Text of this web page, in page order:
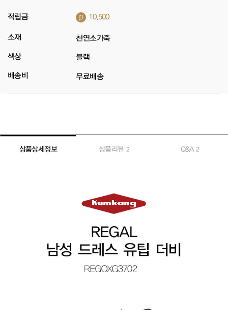
적립금 p 10,500
소재 천연소가죽
색상 블랙
배송비 무료배송
상품상세정보 상품리뷰 2 Q&A 2